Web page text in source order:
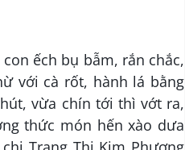
ếch bụ bẫm, rắn chắc,
với cà rốt, hành lá bằng
vừa chín tới thì vớt ra,
thức món hến xào dưa